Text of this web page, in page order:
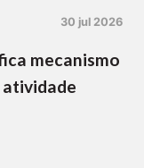
30 jul 2026
mecanismo